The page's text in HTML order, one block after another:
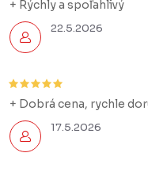
22.5.2026
+ Rýchly a spoľahlivý
17.5.2026
+ Dobrá cena, rychle